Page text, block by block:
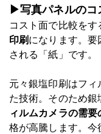
▶写真パネルのコ
コスト面で比較をす
印刷 になります。要
される「紙」です。
元々銀塩印刷はフィ
た技術。そのため銀
ィルムカメラの需
格が高騰します。今